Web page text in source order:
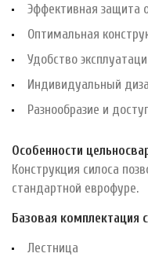
Эффективная защита
Оптимальная
Удобство
Индивидуальный
Разнообразие и
Особенности
Конструкция силоса
стандартной еврофуре.
Базовая комплектация
Лестница